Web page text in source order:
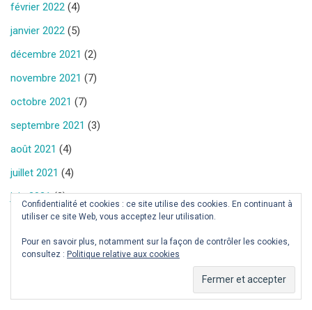
février 2022 (4)
janvier 2022 (5)
décembre 2021 (2)
novembre 2021 (7)
octobre 2021 (7)
septembre 2021 (3)
août 2021 (4)
juillet 2021 (4)
juin 2021(3)
mai 2021(5)
avril 2021 (5)
Confidentialité et cookies : ce site utilise des cookies. En continuant à
utiliser ce site Web, vous acceptez leur utilisation.
Pour en savoir plus, notamment sur la façon de contrôler les cookies,
consultez : Politique relative aux cookies